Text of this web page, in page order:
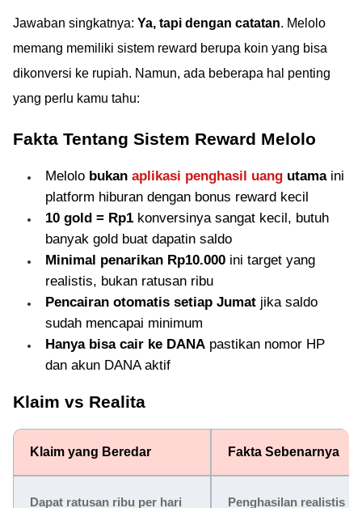
Jawaban singkatnya: Ya, tapi dengan catatan. Melolo
memang memiliki sistem reward berupa koin yang bisa
dikonversi ke rupiah. Namun, ada beberapa hal penting
yang perlu kamu tahu:
Fakta Tentang Sistem Reward Melolo
Melolo bukan aplikasi penghasil uang utamaini
platform hiburan dengan bonus reward kecil
10 gold = Rp1 konversinya sangat kecil, butuh
banyak gold buat dapatin saldo
Minimal penarikan Rp10.000 ini target yang
realistis, bukan ratusan ribu
Pencairan otomatis setiap Jumat jika saldo
sudah mencapai minimum
Hanya bisa cair ke DANA pastikan nomor HP
dan akun DANA aktif
Klaim vs Realita
Klaim yang Beredar Fakta Sebenarnya
Dapat ratusan ribu per hari Penghasilan realistis